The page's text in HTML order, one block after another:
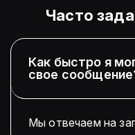
Часто
Как быстро я
свое
Мы отвечаем на